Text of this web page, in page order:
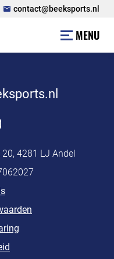
contact@beeksports.nl
MENU
4281 LJ Andel